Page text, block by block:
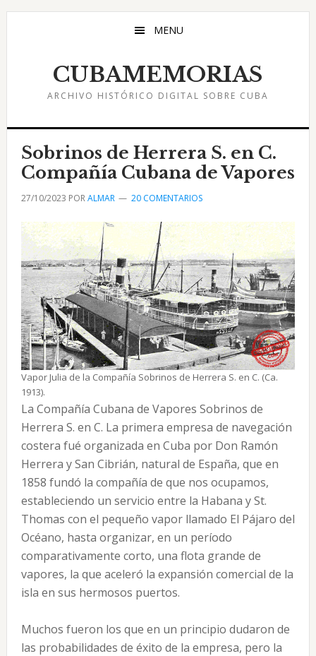
Saltar
Saltar
Saltar
MENU
CUBAMEMORIAS
ARCHIVO HISTÓRICO DIGITAL SOBRE CUBA
Sobrinos de Herrera S. en C.
Compañía Cubana de Vapores
27/10/2023 PORALMAR 20 COMENTARIOS
Vapor Julia de la Compañía Sobrinos de Herrera S. en C. (Ca.
1913).
La Compañía Cubana de Vapores Sobrinos de
Herrera S. en C. La primera empresa de navegación
costera fué organizada en Cuba por Don Ramón
Herrera y San Cibrián, natural de España, que en
1858 fundó la compañía de que nos ocupamos,
estableciendo un servicio entre la Habana y St.
Thomas con el pequeño vapor llamado El Pájaro del
Océano, hasta organizar, en un período
comparativamente corto, una flota grande de
vapores, la que aceleró la expansión comercial de la
isla en sus hermosos puertos.
Muchos fueron los que en un principio dudaron de
las probabilidades de éxito de la empresa, pero la